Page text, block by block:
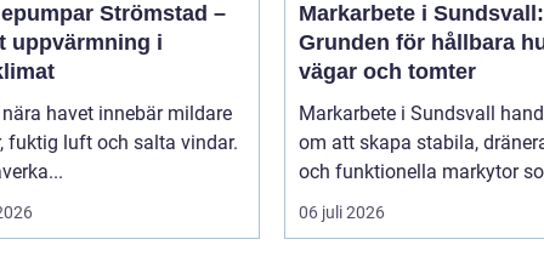
Strömstad –
uppvärmning i
havet innebär mildare
fuktig luft och salta vindar.
Markarbete i Sundsvall:
Grunden för hållbara
vägar och tomter
Markarbete i Sundsvall
om att skapa stabila,
och funktionella markytor
06 juli 2026